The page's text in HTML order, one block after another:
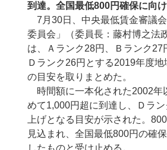
到達。全国最低800円確保に向
7月30日、中央最低賃金審議
委員会」（委員長：藤村博之法
は、Ａランク28円、Ｂランク27
Ｄランク26円とする2019年度
の目安を取りまとめた。
時間額に一本化された2002年
めて1,000円超に到達し、Ｄラ
上げとなる目安が示された。
見込まれ、全国最低800円の確
したものと受け止める。